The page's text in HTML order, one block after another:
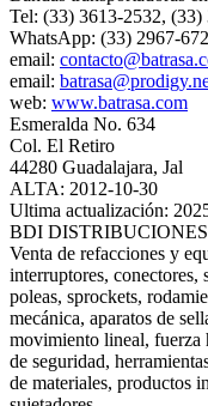
Tel: (33) 3613-2532, (33)
WhatsApp: (33) 2967-
email:
email:
web: www.batrasa.com
Esmeralda No. 634
Col. El Retiro
44280 Guadalajara, Jal
ALTA: 2012-10-30
Ultima actualización:
BDI
Venta de refacciones y
interruptores, conectores,
poleas, sprockets,
mecánica, aparatos de
movimiento lineal, fuerza
de seguridad,
de materiales, productos